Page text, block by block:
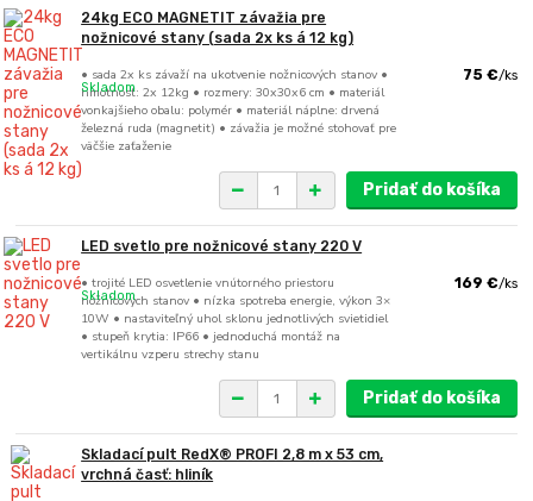
24kg ECO MAGNETIT závažia pre
nožnicové stany (sada 2x ks á 12 kg)
• sada 2x ks závaží na ukotvenie nožnicových stanov •
hmotnosť: 2x 12kg • rozmery: 30x30x6 cm • materiál
vonkajšieho obalu: polymér • materiál náplne: drvená
železná ruda (magnetit) • závažia je možné stohovať pre
väčšie zaťaženie
75 €/ks
Skladom
Pridať do košíka
LED svetlo pre nožnicové stany 220 V
• trojité LED osvetlenie vnútorného priestoru
nožnicových stanov • nízka spotreba energie, výkon 3×
10W • nastaviteľný uhol sklonu jednotlivých svietidiel
• stupeň krytia: IP66 • jednoduchá montáž na
vertikálnu vzperu strechy stanu
169 €/ks
Skladom
Pridať do košíka
Skladací pult RedX® PROFI 2,8 m x 53 cm,
vrchná časť: hliník